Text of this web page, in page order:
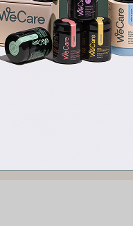
doplnkoch
a zistite, ako